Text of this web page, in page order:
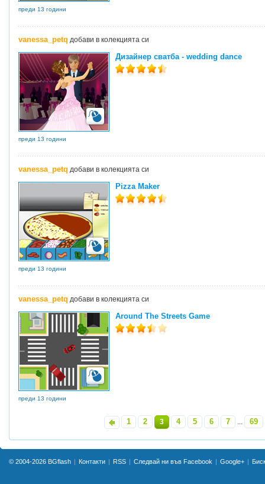
преди 13 години
vanessa_petq добави в колекцията си
Дизайнер сватба - wedding dance
преди 13 години
vanessa_petq добави в колекцията си
Pizza Maker
преди 13 години
vanessa_petq добави в колекцията си
Around The Streets Game
преди 13 години
1 2 3 4 5 6 7 ... 69»
© 2004-2026 BGflash Контакти RSS Следвай ни във Facebook Google+